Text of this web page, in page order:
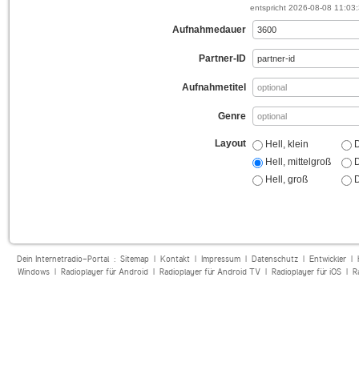
entspricht 2026-08-08
Aufnahmedauer
Partner-ID
Aufnahmetitel
Genre
Layout
Hell, klein
Hell, mittelgroß
Hell, groß
Dein Internetradio-Portal : Sitemap| Kontakt| Impressum| Datenschutz| Entwickler|
Windows| Radioplayer für Android| Radioplayer für Android TV| Radioplayer für iOS|